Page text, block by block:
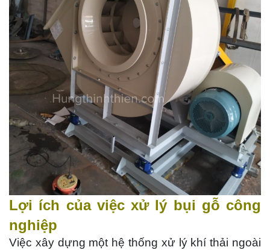
Lợi ích của việc xử lý bụi gỗ công
nghiệp
Việc xây dựng một hệ thống xử lý khí thải ngoài